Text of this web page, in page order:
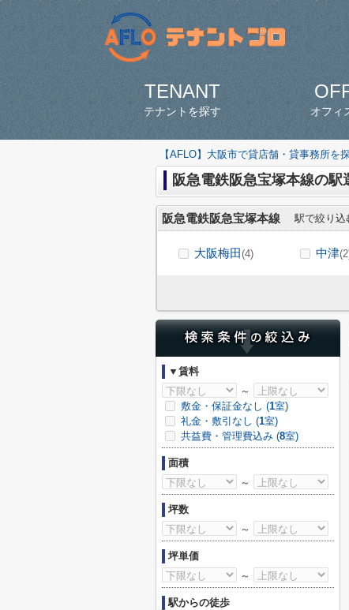
TENANT
テナントを探す オフィ
【AFLO】大阪市で貸店舗・貸事務所を
阪急電鉄阪急宝塚本線の駅
阪急電鉄阪急宝塚本線 駅で絞り込
大阪梅田(4) 中津
▼賃料
～
敷金・保証金なし (1室)
礼金・敷引なし (1室)
共益費・管理費込み (8室)
面積
～
坪数
～
坪単価
～
駅からの徒歩